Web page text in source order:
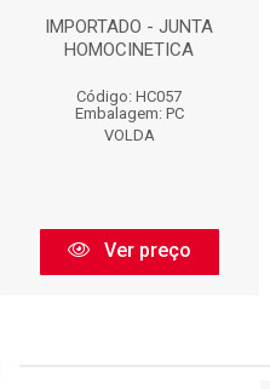
IMPORTADO - JUNTA
HOMOCINETICA
Código: HC057
Embalagem: PC
VOLDA
Ver preço